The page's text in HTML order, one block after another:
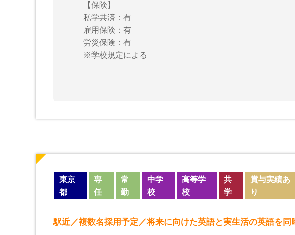
【保険】
私学共済：有
雇用保険：有
労災保険：有
※学校規定による
東京
都
専
任
常
勤
中学
校
高等学
校
共
学
賞与実績あ
り
駅近／複数名採用予定／将来に向けた英語と実生活の英語を同